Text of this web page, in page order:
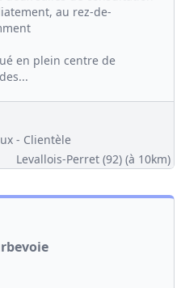
au rez-de-
en plein centre de
- Clientèle
Levallois-Perret (92) (à 10km)